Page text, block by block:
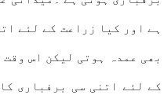
ہے اور کیا زراعت کے لئے
بھی عمدہ ہوتی لیکن اس
کے لئے اتنی سی برفباری